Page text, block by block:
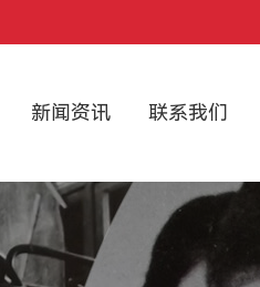
新闻资讯 联系我们